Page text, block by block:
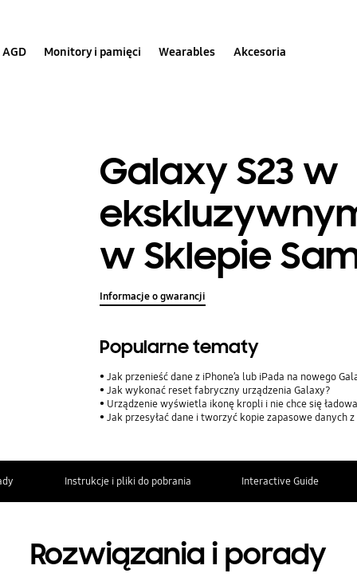
AGD Monitory i pamięci Wearables Akcesoria
Galaxy S23 w
w Sklepie
Informacje o gwarancji
Popularne tematy
Jak przenieść dane z iPhone’a lub iPada na nowego
Jak wykonać reset fabryczny urządzenia Galaxy?
Urządzenie wyświetla ikonę kropli i nie chce się
Jak przesyłać dane i tworzyć kopie zapasowe
Instrukcje i pliki do pobrania Interactive Guide
Rozwiązania i porady